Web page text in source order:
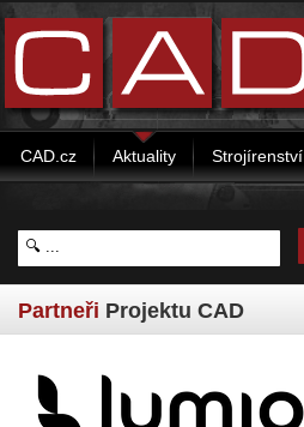
CAD.cz Aktuality Strojírenství
Partneři Projektu CAD